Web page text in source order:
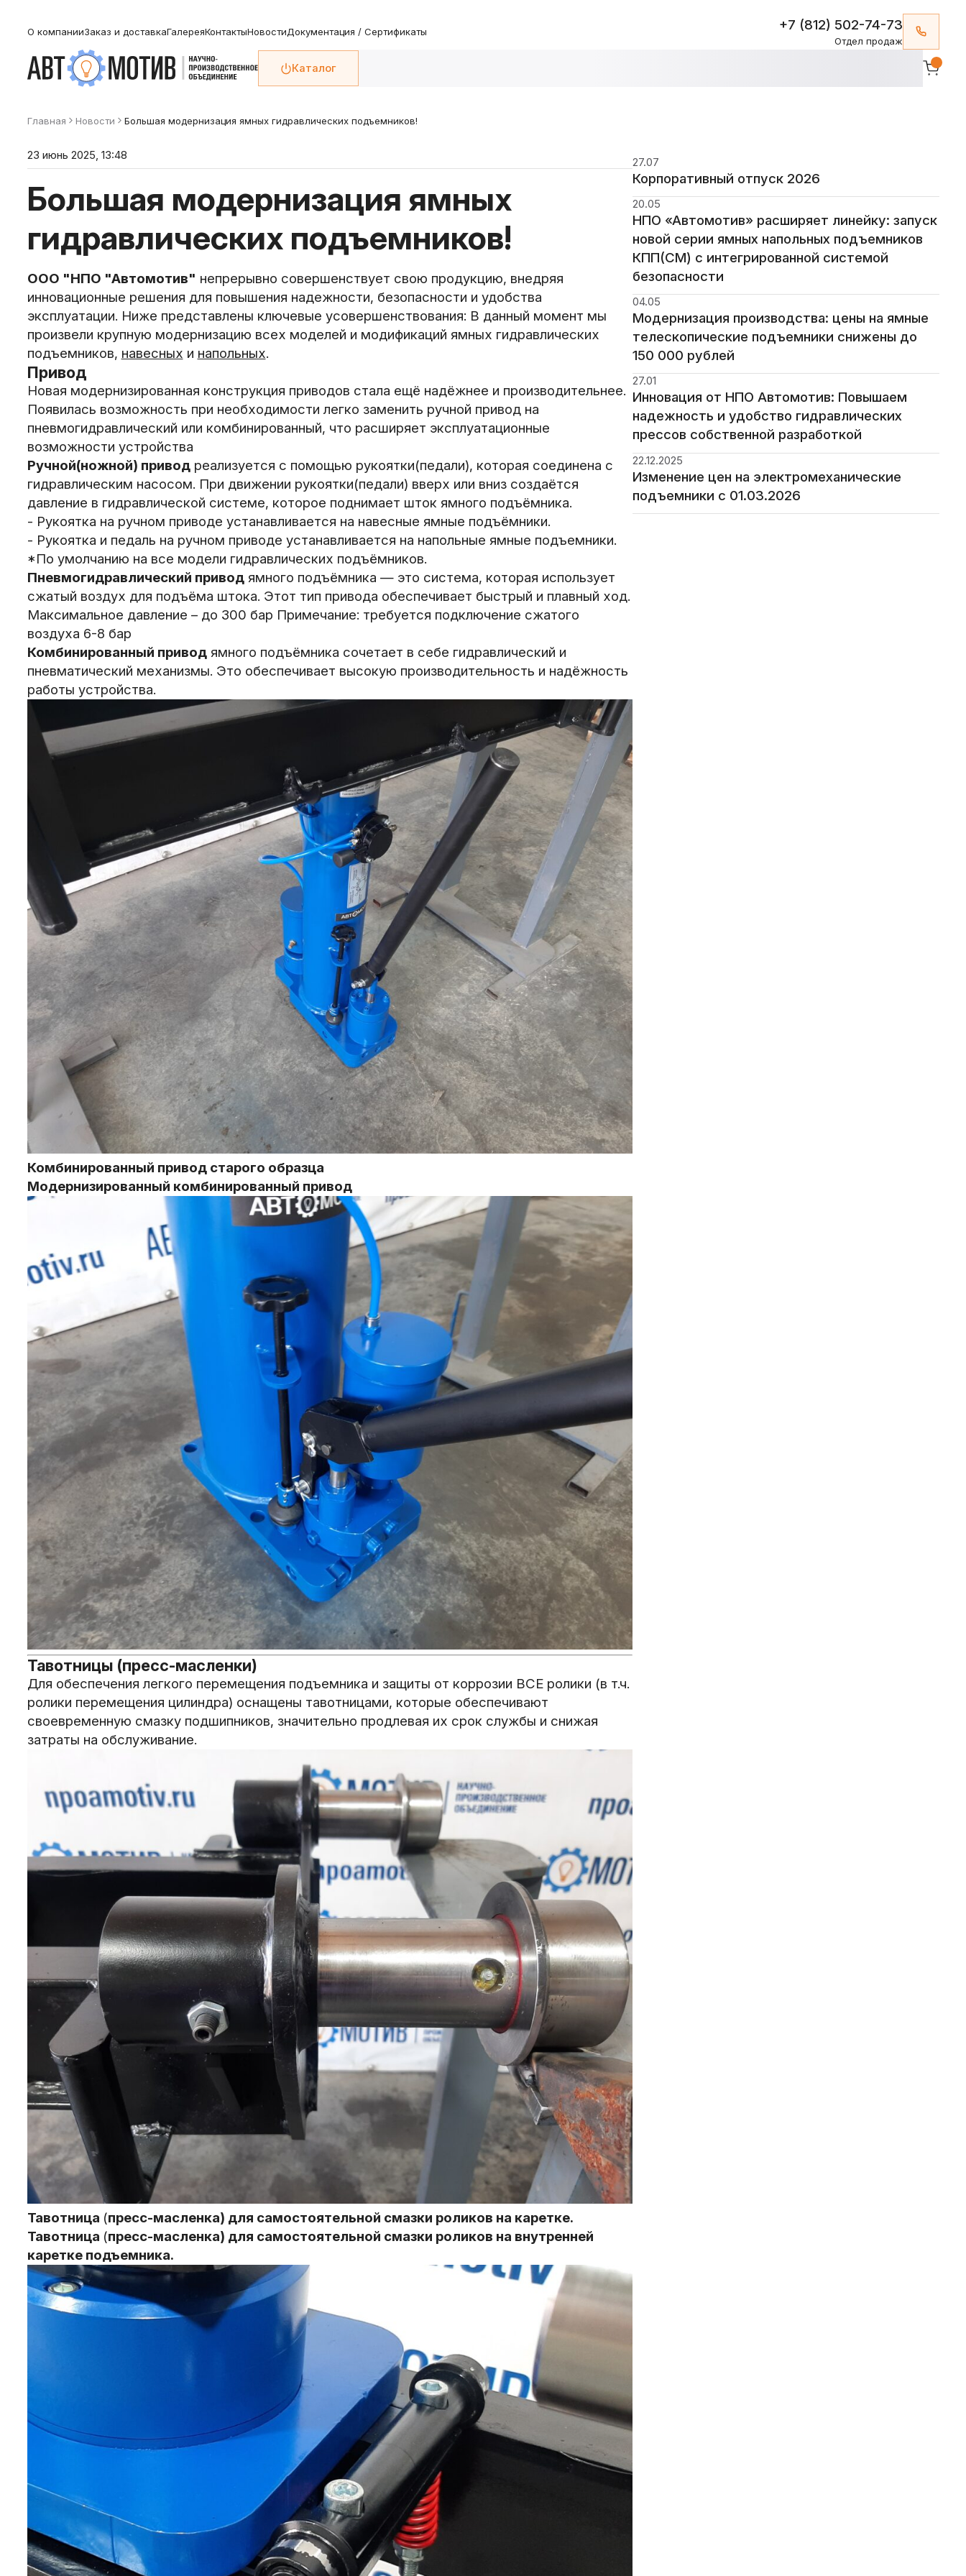
О компанииЗаказ и доставкаГалереяКонтактыНовостиДокументация / Сертификаты +7 (812) 502-74-73
Отдел продаж
Каталог
Главная Новости Большая модернизация ямных гидравлических подъемников!
23 июнь 2025, 13:48
Большая модернизация ямных
гидравлических подъемников!
ООО "НПО "Автомотив" непрерывно совершенствует свою продукцию, внедряя
инновационные решения для повышения надежности, безопасности и удобства
эксплуатации. Ниже представлены ключевые усовершенствования: В данный момент мы
произвели крупную модернизацию всех моделей и модификаций ямных гидравлических
подъемников, навесных и напольных.
Привод
Новая модернизированная конструкция приводов стала ещё надёжнее и производительнее.
Появилась возможность при необходимости легко заменить ручной привод на
пневмогидравлический или комбинированный, что расширяет эксплуатационные
возможности устройства
Ручной(ножной) приводреализуется с помощью рукоятки(педали), которая соединена с
гидравлическим насосом. При движении рукоятки(педали) вверх или вниз создаётся
давление в гидравлической системе, которое поднимает шток ямного подъёмника.
- Рукоятка на ручном приводе устанавливается на навесные ямные подъёмники.
- Рукоятка и педаль на ручном приводе устанавливается на напольные ямные подъемники.
*По умолчанию на все модели гидравлических подъёмников.
Пневмогидравлический приводямного подъёмника — это система, которая использует
сжатый воздух для подъёма штока. Этот тип привода обеспечивает быстрый и плавный ход.
Максимальное давление – до 300 бар Примечание: требуется подключение сжатого
воздуха 6-8 бар
Комбинированный приводямного подъёмника сочетает в себе гидравлический и
пневматический механизмы. Это обеспечивает высокую производительность и надёжность
работы устройства.
Комбинированный привод старого образца
Модернизированный комбинированный привод
Тавотницы (пресс-масленки)
Для обеспечения легкого перемещения подъемника и защиты от коррозии ВСЕ ролики (в т.ч.
ролики перемещения цилиндра) оснащены тавотницами, которые обеспечивают
своевременную смазку подшипников, значительно продлевая их срок службы и снижая
затраты на обслуживание.
Тавотница (пресс-масленка) для самостоятельной смазки роликов на каретке.
Тавотница (пресс-масленка) для самостоятельной смазки роликов на внутренней
каретке подъемника.
27.07
Корпоративный отпуск 2026
20.05
НПО «Автомотив» расширяет линейку: запуск
новой серии ямных напольных подъемников
КПП(СМ) с интегрированной системой
безопасности
04.05
Модернизация производства: цены на ямные
телескопические подъемники снижены до
150 000 рублей
27.01
Инновация от НПО Автомотив: Повышаем
надежность и удобство гидравлических
прессов собственной разработкой
22.12.2025
Изменение цен на электромеханические
подъемники с 01.03.2026